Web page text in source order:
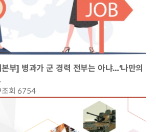
부] 병과가 군 경력 전부는 아냐…‘나만의
조회 6754